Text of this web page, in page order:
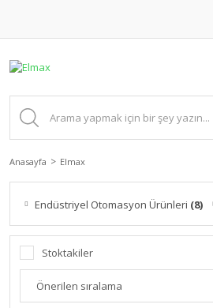
Anasayfa Elmax
Endüstriyel Otomasyon Ürünleri (8)
Stoktakiler